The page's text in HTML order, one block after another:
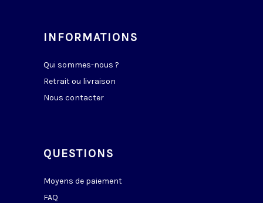
INFORMATIONS
Qui sommes-nous ?
Retrait ou livraison
Nous contacter
QUESTIONS
Moyens de paiement
FAQ